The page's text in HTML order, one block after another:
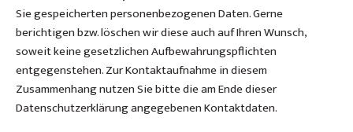
Sie gespeicherten personenbezogenen Daten. Gerne
berichtigen bzw. löschen wir diese auch auf Ihren Wunsch,
soweit keine gesetzlichen Aufbewahrungspflichten
entgegenstehen. Zur Kontaktaufnahme in diesem
Zusammenhang nutzen Sie bitte die am Ende dieser
Datenschutzerklärung angegebenen Kontaktdaten.